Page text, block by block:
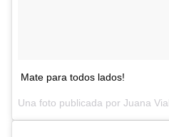
Mate para todos lados!
Una foto publicada por Juana